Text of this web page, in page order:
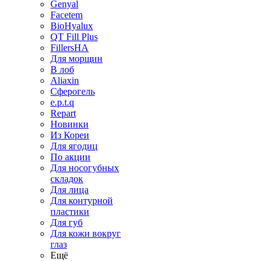
Genyal
Facetem
BioHyalux
QT Fill Plus
FillersHA
Для морщин
В лоб
Aliaxin
Сферогель
e.p.t.q
Repart
Новинки
Из Кореи
Для ягодиц
По акции
Для носогубных
складок
Для лица
Для контурной
пластики
Для губ
Для кожи вокруг
глаз
Ещё